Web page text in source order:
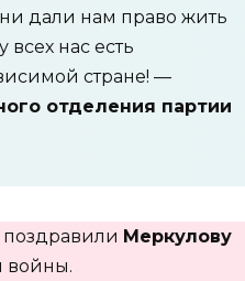
дали нам право жить
нас есть
стране! —
отделения партии
Меркулову
войны.